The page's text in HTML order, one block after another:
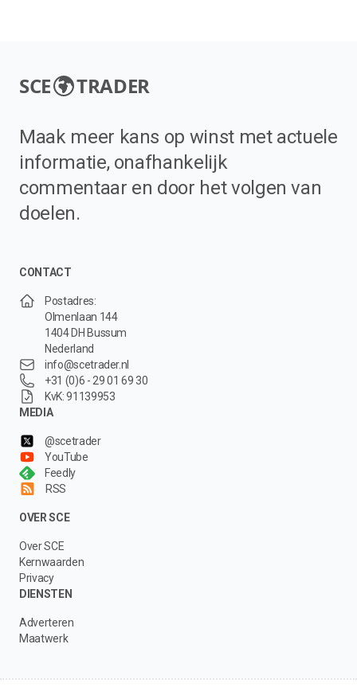
SCE TRADER
Maak meer kans op winst met actuele
informatie, onafhankelijk
commentaar en door het volgen van
doelen.
CONTACT
Postadres:
Olmenlaan 144
1404 DH Bussum
Nederland
info@scetrader.nl
+31 (0)6 - 29 01 69 30
KvK: 91139953
MEDIA
@scetrader
YouTube
Feedly
RSS
OVER SCE
Over SCE
Kernwaarden
Privacy
DIENSTEN
Adverteren
Maatwerk